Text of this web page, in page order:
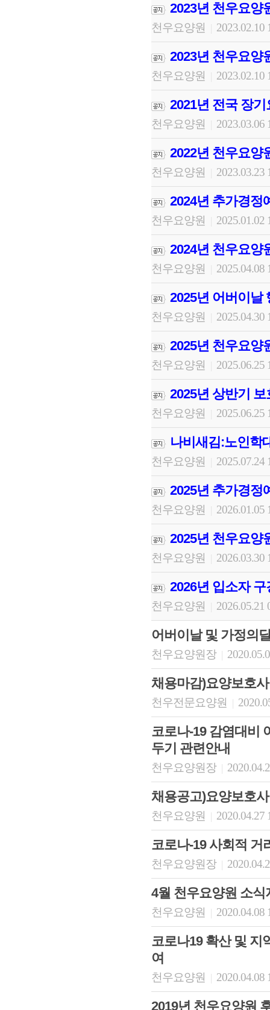
2023년 천우요양
천우요양원 2023.02.10
2023년 천우요양
천우요양원 2023.02.10
2021년 전국 장
천우요양원 2023.03.06
2022년 천우요양
천우요양원 2023.03.23
2024년 추가경정
천우요양원 2025.01.02
2024년 천우요양
천우요양원 2025.04.08
2025년 어버이날
천우요양원 2025.04.30
2025년 천우요양
천우요양원 2025.06.25
2025년 상반기
천우요양원 2025.06.25
나비새김:노인학
천우요양원 2025.07.24
2025년 추가경정
천우요양원 2026.01.05
2025년 천우요양
천우요양원 2026.03.30
2026년 입소자
천우요양원 2026.05.21
어버이날 및 가정의
천우요양원장
채용마감)요양보호사
천우전문요양원
코로나-19 감염대비
두기 관련안내
천우요양원장
채용공고)요양보호
천우요양원 2020.04.27
코로나-19 사회적 거
천우요양원장
4월 천우요양원 소식
천우요양원 2020.04.08
코로나19 확산 및 지
여
천우요양원 2020.04.08
2019년 천우요양원